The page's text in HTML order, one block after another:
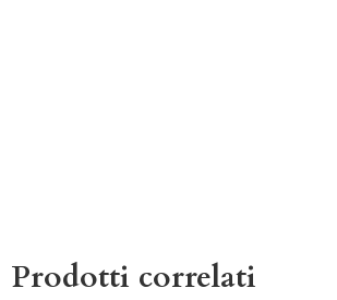
Prodotti correlati